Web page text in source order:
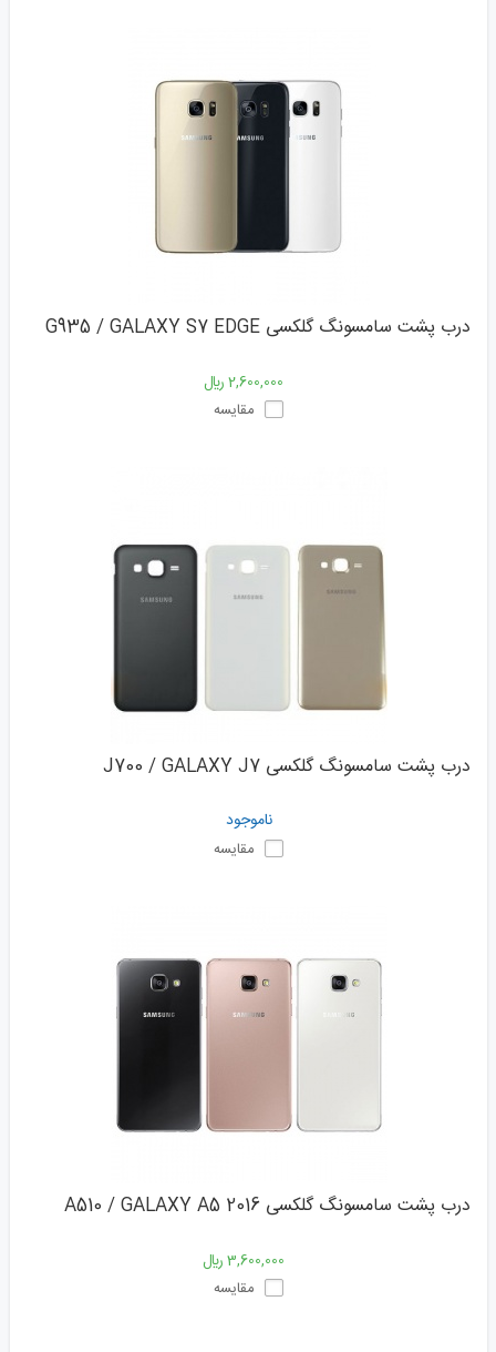
درب پشت سامسونگ گلکسی G935 / GALAXY S7 EDGE
2,600,000 ﷼
مقایسه
درب پشت سامسونگ گلکسی J700 / GALAXY J7
ناموجود
مقایسه
درب پشت سامسونگ گلکسی A510 / GALAXY A5 2016
3,600,000 ﷼
مقایسه